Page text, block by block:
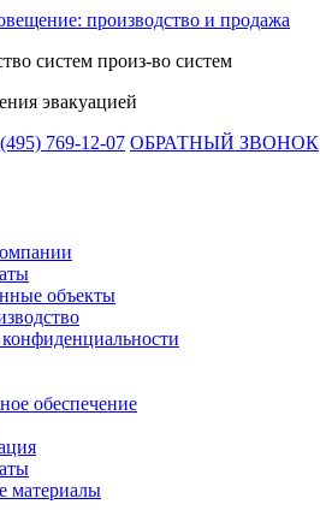
систем произ-во систем
эвакуацией
769-12-07 ОБРАТНЫЙ ЗВОНОК
объекты
обеспечение
материалы